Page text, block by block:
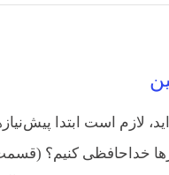
لازم است ابتدا
خداحافظی کنیم؟